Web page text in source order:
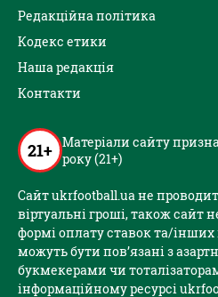
Редакційна політика
Кодекс етики
Наша редакція
Контакти
21+ Матеріали сайту
року (21+)
Сайт ukrfootball.ua не
віртуальні гроші, також сайт
формі оплату ставок та/інших
можуть бути пов’язані з
букмекерами чи
інформаційному ресурсі